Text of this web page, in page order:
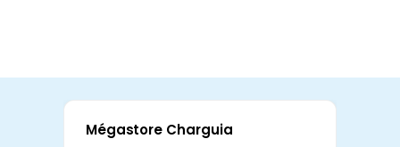
Mégastore Charguia